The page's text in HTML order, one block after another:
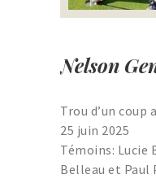
TARIFS
LE BLOGUE
GOLF LAC-
TROU
Nelson
Trou d’un coup
25 juin 2025
Témoins: Lucie
Belleau et Paul